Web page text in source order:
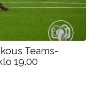
Teams-
19.00